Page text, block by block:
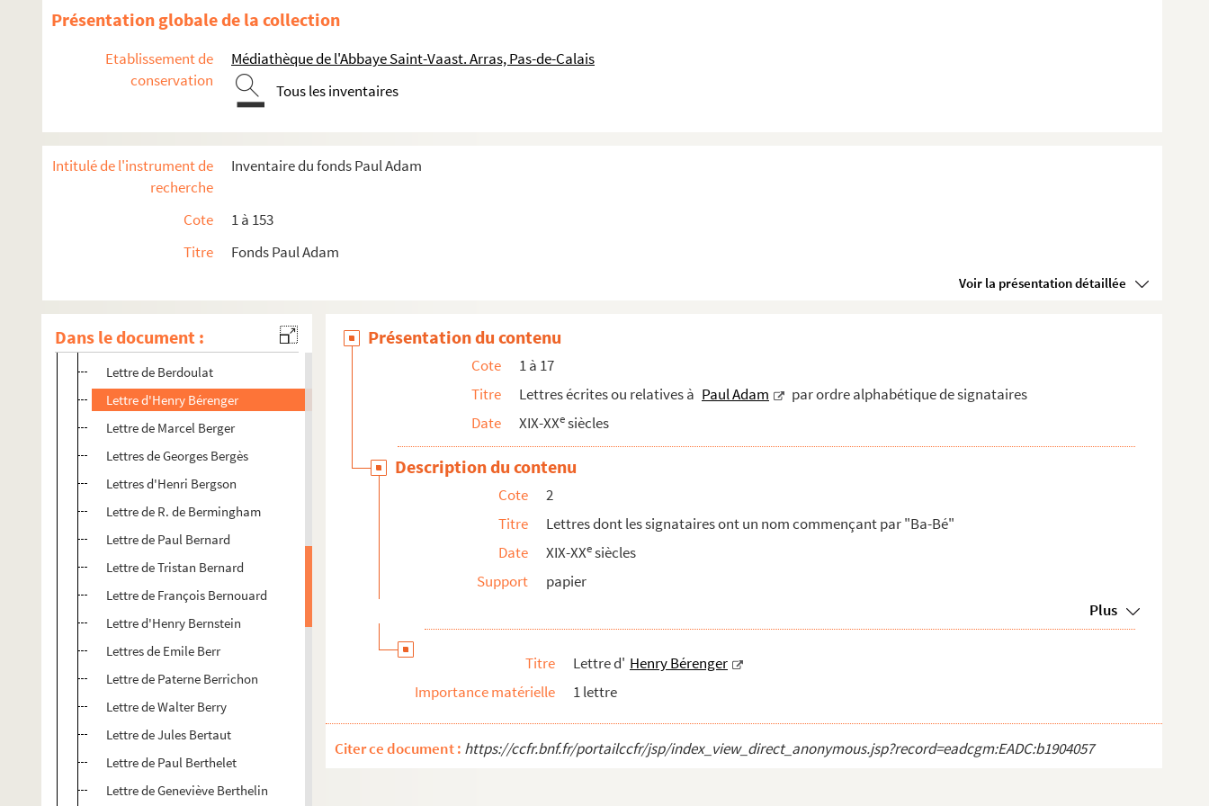
Présentation globale de la collection
Etablissement de
conservation
Médiathèque de l'Abbaye Saint-Vaast. Arras, Pas-de-Calais
Tous les inventaires
Intitulé de l'instrument de
recherche
Inventaire du fonds Paul Adam
Cote
1 à 153
Titre
Fonds Paul Adam
Voir la présentation détaillée
Dans le document :
Lettre de Beckelot ?
Lettre du colonel Georges Becker
Lettre de Maurice Belperrin
Lettre de Belval-Delahay
Lettres de Pierre Benoît
Lettres de Léon Bérard
Lettre de Berardi
Lettre de Berdoulat
Lettre d'Henry Bérenger
Lettre de Marcel Berger
Lettres de Georges Bergès
Lettres d'Henri Bergson
Lettre de R. de Bermingham
Lettre de Paul Bernard
Lettre de Tristan Bernard
Lettre de François Bernouard
Lettre d'Henry Bernstein
Lettres de Emile Berr
Lettre de Paterne Berrichon
Lettre de Walter Berry
Lettre de Jules Bertaut
Lettre de Paul Berthelet
Lettre de Geneviève Berthelin
Présentation du contenu
Cote
1 à 17
Titre
Lettres écrites ou relatives à Paul Adam
par ordre alphabétique de signataires
Date
XIX-XXesiècles
Description du contenu
Cote
2
Titre
Lettres dont les signataires ont un nom commençant par "Ba-Bé"
Date
XIX-XXesiècles
Support
papier
Plus
Titre Lettre d' Henry Bérenger
Importance matérielle
1 lettre
Citer ce document : https://ccfr.bnf.fr/portailccfr/jsp/index_view_direct_anonymous.jsp?record=eadcgm:EADC:b1904057